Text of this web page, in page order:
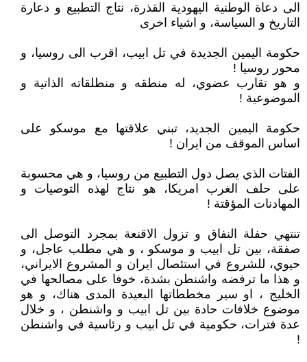
الى دعاة الوطنية اليهودية القذرة، نتاج التطبيع و دعارة
التاريخ و السياسة، و اشياء اخرى
حكومة اليمين الجديدة في تل ابيب، اقرب الى روسيا، و
محور روسيا !
و هو تقارب عضوي، له منطقه و منطلقاته الذاتية و
الموضوعية !
حكومة اليمين الجديد، تبني علاقتها مع موسكو على
اساس الموقف من ايران !
الفتات الذي يصل دول التطبيع من روسيا، و هي محسوبة
على حلف الغرب امريكا، هو نتاج لهذه التوصيات و
المهادنات المؤقتة !
تنتهي حفلة النفاق و تزول الاقنعة بمجرد التوصل الى
صفقة، بين تل ابيب و موسكو ، و هي مطلب عاجل، و
حيوي، للشروع في استئصال ايران و المشروع الايراني،
و هذا ما ترفضه واشنطن بشدة، خوفا على مصالحها في
الخليج ، او سير مخططاتها البعيدة المدى هناك، و هو
موضوع خلافات حادة بين تل ابيب و واشنطن ، و خلال
عدة فترات، حكومية في تل ابيب و رئاسية في واشنطن
!